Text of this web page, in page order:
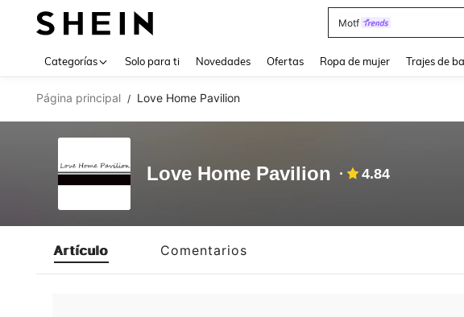
Motf
Categorías Solo para ti Novedades Ofertas Ropa de mujer Trajes de
Página principal / Love Home Pavilion
Love Home Pavilion 4.84
Artículo Comentarios